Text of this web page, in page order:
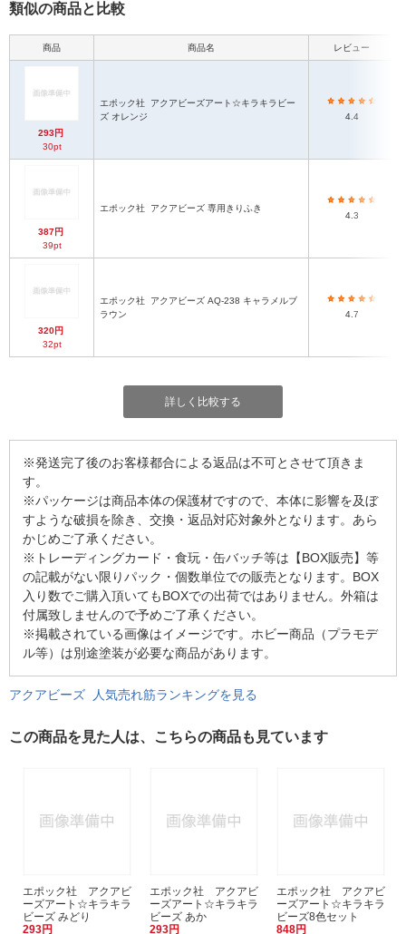
類似の商品と比較
商品 商品名 レビュー
293円
30pt
エポック社
ズ オレンジ
4.4
387円
39pt
エポック社 アクアビーズ 専用きりふき
4.3
320円
32pt
エポック社
ラウン
4.7
詳しく比較する
※発送完了後のお客様都合による返品は不可とさせて頂きま
す。
※パッケージは商品本体の保護材ですので、本体に影響を及ぼ
すような破損を除き、交換・返品対応対象外となります。あら
かじめご了承ください。
※トレーディングカード・食玩・缶バッチ等は【BOX販売】等
の記載がない限りパック・個数単位での販売となります。BOX
入り数でご購入頂いてもBOXでの出荷ではありません。外箱は
付属致しませんので予めご了承ください。
※掲載されている画像はイメージです。ホビー商品（プラモデ
ル等）は別途塗装が必要な商品があります。
アクアビーズ 人気売れ筋ランキングを見る
この商品を見た人は、こちらの商品も見ています
エポック社 アクアビ
ーズアート☆キラキラ
ビーズ みどり
293円
エポック社 アクアビ
ーズアート☆キラキラ
ビーズ あか
293円
エポック社 アクアビ
ーズアート☆キラキラ
ビーズ8色セット
848円